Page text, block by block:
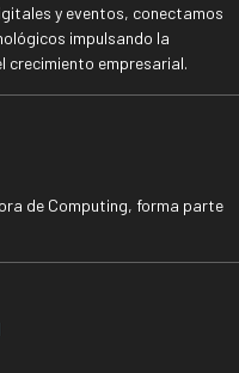
y eventos, conectamos
impulsando la
crecimiento empresarial.
de Computing, forma parte